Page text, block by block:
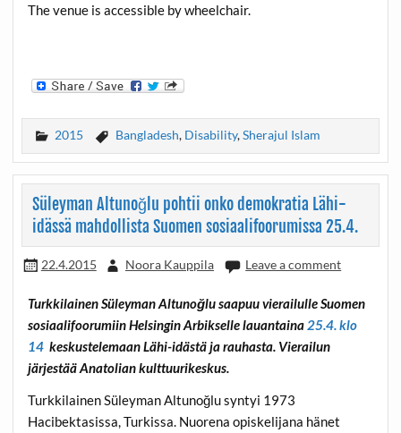
The venue is accessible by wheelchair.
2015 Bangladesh, Disability,Sherajul Islam
Süleyman Altunoğlu pohtii onko demokratia Lähi-
idässä mahdollista Suomen sosiaalifoorumissa 25.4.
22.4.2015 Noora Kauppila Leave a comment
Turkkilainen Süleyman Altunoğlu saapuu vierailulle Suomen
sosiaalifoorumiin Helsingin Arbikselle lauantaina25.4. klo
14 keskustelemaan Lähi-idästä ja rauhasta. Vierailun
järjestää Anatolian kulttuurikeskus.
Turkkilainen Süleyman Altunoğlu syntyi 1973
Hacibektasissa, Turkissa. Nuorena opiskelijana hänet